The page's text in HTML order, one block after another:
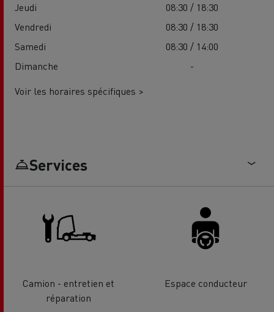
Jeudi
08:30 / 18:30
Vendredi
08:30 / 18:30
Samedi
08:30 / 14:00
Dimanche
-
Voir les horaires spécifiques >
Services
Camion - entretien et
réparation
Espace conducteur